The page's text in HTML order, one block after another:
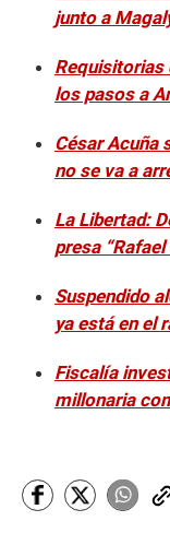
junto a
Requisitorias
los pasos a
César Acuña
no se va a
La Libertad:
presa “Rafael
Suspendido
ya está en el
Fiscalía
millonaria